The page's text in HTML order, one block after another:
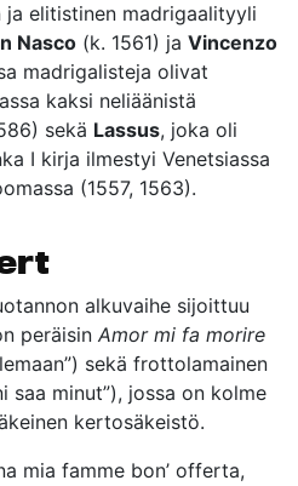
ja elitistinen madrigaalityyli
Nasco (k. 1561) ja Vincenzo
madrigalisteja olivat
kaksi neliäänistä
sekä Lassus, joka oli
I kirja ilmestyi Venetsiassa
(1557, 1563).
alkuvaihe sijoittuu
peräisin Amor mi fa morire
sekä frottolamainen
saa minut”), jossa on kolme
kertosäkeistö.
mia famme bon’ offerta,